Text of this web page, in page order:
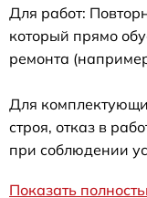
Для работ:
который прямо
ремонта
Для
строя, отказ в
при соблюдении
Показать